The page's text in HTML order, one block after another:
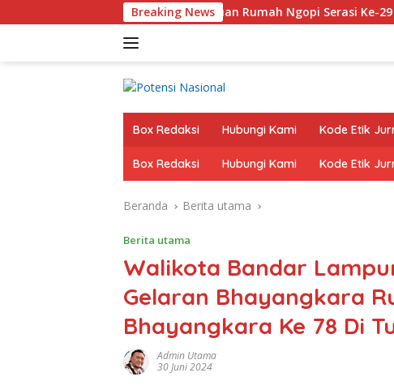
ke
Breaking News
Kresnomulyo Barat Tuan Rumah Ngopi Serasi Ke-29
Box Redaksi Hubungi Kami Kode Etik
Box Redaksi Hubungi Kami Kode Etik
Beranda Berita utama
Berita utama
Walikota Bandar
Gelaran Bhayangkara
Bhayangkara Ke 78 Di
Admin Utama
30 Juni 2024